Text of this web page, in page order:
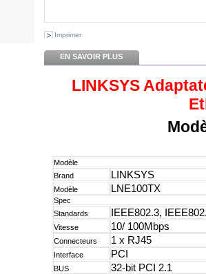
Imprimer
EN SAVOIR PLUS
LINKSYS
Modèle
Brand
LINKSYS
Modèle LNE100TX
Spec
Standards
IEEE802.3,
Vitesse 10/ 100Mbps
Connecteurs 1 x RJ45
Interface PCI
BUS 32-bit PCI 2.1